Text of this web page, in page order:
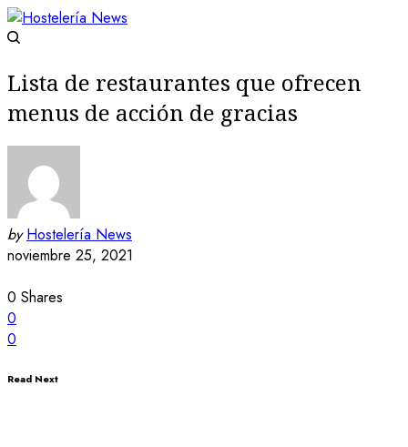
Lista de restaurantes que ofrecen
menus de acción de gracias
by Hostelería News
noviembre 25, 2021
0 Shares
0
0
Read Next